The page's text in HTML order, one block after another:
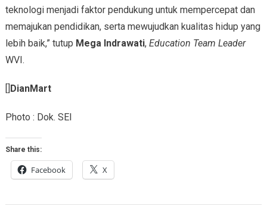
teknologi menjadi faktor pendukung untuk mempercepat dan
memajukan pendidikan, serta mewujudkan kualitas hidup yang
lebih baik,” tutup Mega Indrawati, Education Team Leader
WVI.
DianMart
Photo : Dok. SEI
Share this:
Facebook X